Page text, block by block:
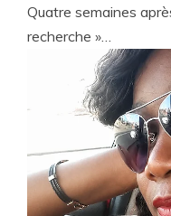
Quatre semaines
recherche »…